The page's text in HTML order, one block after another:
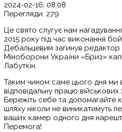
2024-02-16, 08:08
Перегляди: 279
Це свято слугує нам
2015 року під час виконання
Дебальцевим загинув редактор
Міноборони України «Бриз»
Лабуткін.
Таким чином саме цього дня ми
відповідальну працю військових
Бережіть себе та допомагайте
шляху ніколи не виникатимуть
ваших камер одного дня
Перемога!